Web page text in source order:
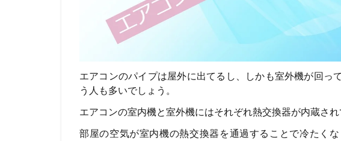
エアコンのパイプは屋外に出てるし、しかも室外機が回っ
う人も多いでしょう。
エアコンの室内機と室外機にはそれぞれ熱交換器が内蔵され
部屋の空気が室内機の熱交換器を通過することで冷たく